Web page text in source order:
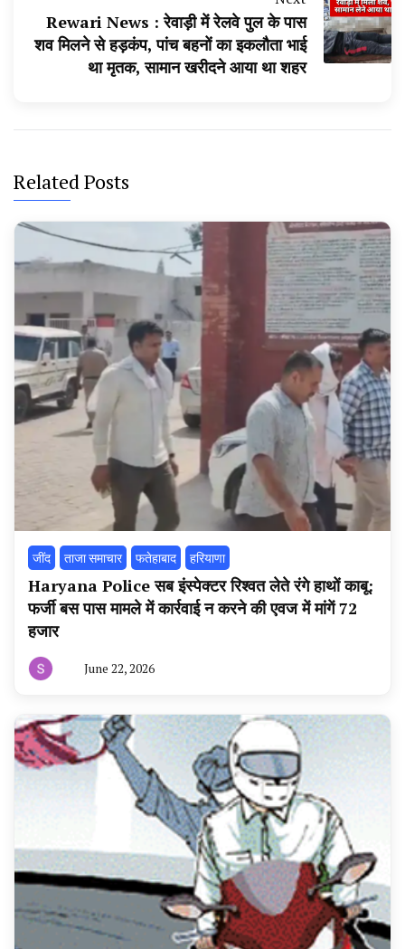
Rewari News : रेवाड़ी में रेलवे पुल के पास
शव मिलने से हड़कंप, पांच बहनों का इकलौता भाई
था मृतक, सामान खरीदने आया था शहर
Related Posts
‌जींद ताजा समाचार फतेहाबाद हरियाणा
Haryana Police सब इंस्पेक्टर रिश्वत लेते रंगे हाथों काबू:
फर्जी बस पास मामले में कार्रवाई न करने की एवज में मांगें 72
हजार
टूडे
June 22, 2026